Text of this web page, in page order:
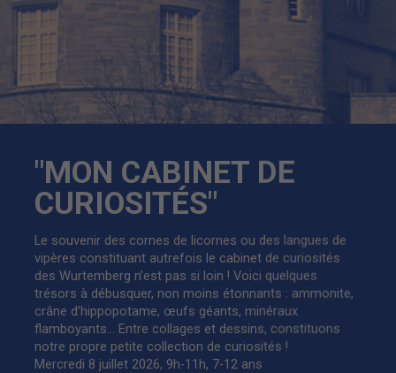
"MON CABINET DE
CURIOSITÉS"
Le souvenir des cornes de licornes ou des langues de
vipères constituant autrefois le cabinet de curiosités
des Wurtemberg n’est pas si loin ! Voici quelques
trésors à débusquer, non moins étonnants : ammonite,
crâne d’hippopotame, œufs géants, minéraux
flamboyants… Entre collages et dessins, constituons
notre propre petite collection de curiosités !
Mercredi 8 juillet 2026, 9h-11h, 7-12 ans